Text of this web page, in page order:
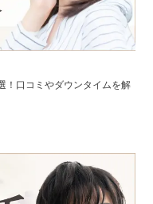
！口コミやダウンタイムを解